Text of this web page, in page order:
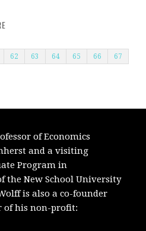
62 63 64 65 66 67
of Economics
and a visiting
Program in
the New School University
is also a co-founder
of his non-profit: